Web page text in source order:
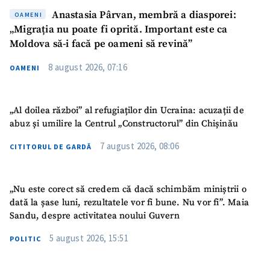
SUSȚINE
OAMENI
Anastasia Pârvan, membră a diasporei:
„Migrația nu poate fi oprită. Important este ca
Moldova să-i facă pe oameni să revină”
OAMENI 8 august 2026, 07:16
„Al doilea război” al refugiaților din Ucraina: acuzații de
abuz și umilire la Centrul „Constructorul” din Chișinău
CITITORUL DE GARDĂ 7 august 2026, 08:06
„Nu este corect să credem că dacă schimbăm miniștrii o
dată la șase luni, rezultatele vor fi bune. Nu vor fi”. Maia
Sandu, despre activitatea noului Guvern
POLITIC 5 august 2026, 15:51